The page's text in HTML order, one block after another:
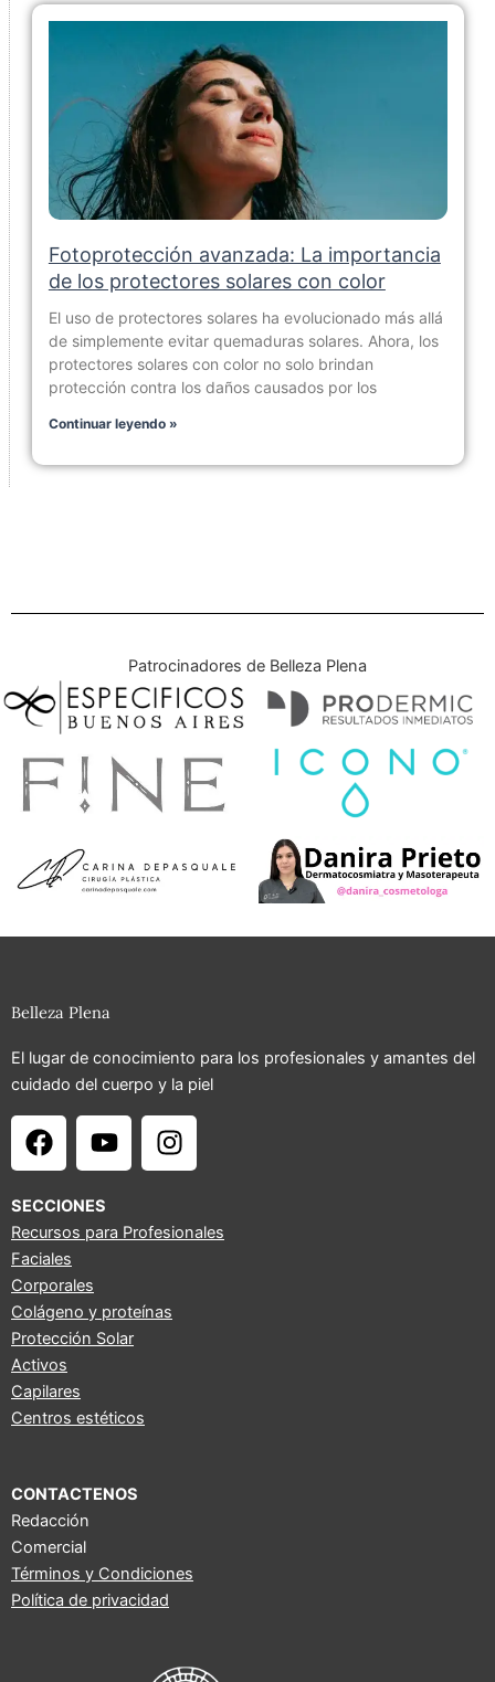
Fotoprotección avanzada: La importancia
de los protectores solares con color
El uso de protectores solares ha evolucionado más allá
de simplemente evitar quemaduras solares. Ahora, los
protectores solares con color no solo brindan
protección contra los daños causados por los
Continuar leyendo »
Patrocinadores de Belleza Plena
Belleza Plena
El lugar de conocimiento para los profesionales y amantes del
cuidado del cuerpo y la piel
F
a
e
b
o
o
k
Y
o
t
u
I
n
a
a
SECCIONES
Recursos para Profesionales
Faciales
Corporales
Colágeno y proteínas
Protección Solar
Activos
Capilares
Centros estéticos
CONTACTENOS
Redacción
Comercial
Términos y Condiciones
Política de privacidad